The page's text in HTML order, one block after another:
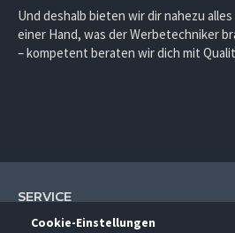
Cookie-Einstellungen
Und deshalb bieten wir dir nahezu alles
einer Hand, was der Werbetechniker
– kompetent beraten wir dich mit
SERVICE